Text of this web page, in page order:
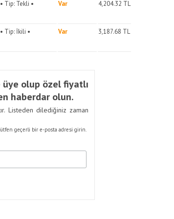
Tip: Tekli • Var 4,204.32 TL
Tip: İkili • Var 3,187.68 TL
olup özel fiyatlı
haberdar olun.
Listeden dilediğiniz zaman
geçerli bir e-posta adresi girin.